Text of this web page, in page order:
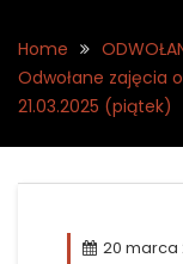
Home
Odwołane zajęcia
21.03.2025 (piątek)
20 marca